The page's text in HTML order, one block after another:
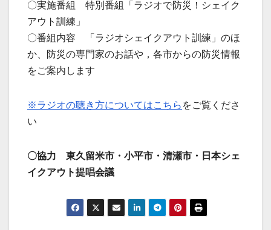
〇実施番組 特別番組「ラジオで防災！シェイク
アウト訓練」
〇番組内容 「ラジオシェイクアウト訓練」のほ
か、防災の専門家のお話や，各市からの防災情報
をご案内します
※ラジオの聴き方についてはこちら をご覧くださ
い
〇協力 東久留米市・小平市・清瀬市・日本シェ
イクアウト提唱会議